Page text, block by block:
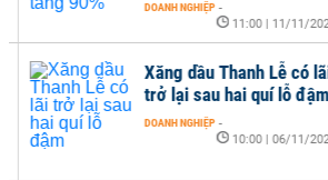
DOANH NGHIỆP -
11:00 | 11/11/2020
Xăng dầu Thanh Lễ có lãi
trở lại sau hai quí lỗ đậm
DOANH NGHIỆP -
10:00 | 06/11/2020